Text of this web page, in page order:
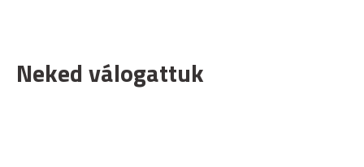
Neked válogattuk